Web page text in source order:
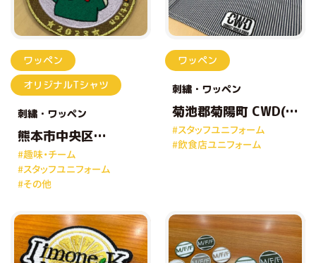
ワッペン
オリジナルTシャツ
刺繍 ワッペン
熊本市中央区
OBIYAMA
Supporter’s
Association 様
#趣味・チーム
#スタッフユニフォーム
#その他
ワッペン
刺繍 ワッペン
菊池郡菊陽町 CWD(コ
ネクトワールドダイ
ナー) 様
#スタッフユニフォーム
#飲食店ユニフォーム